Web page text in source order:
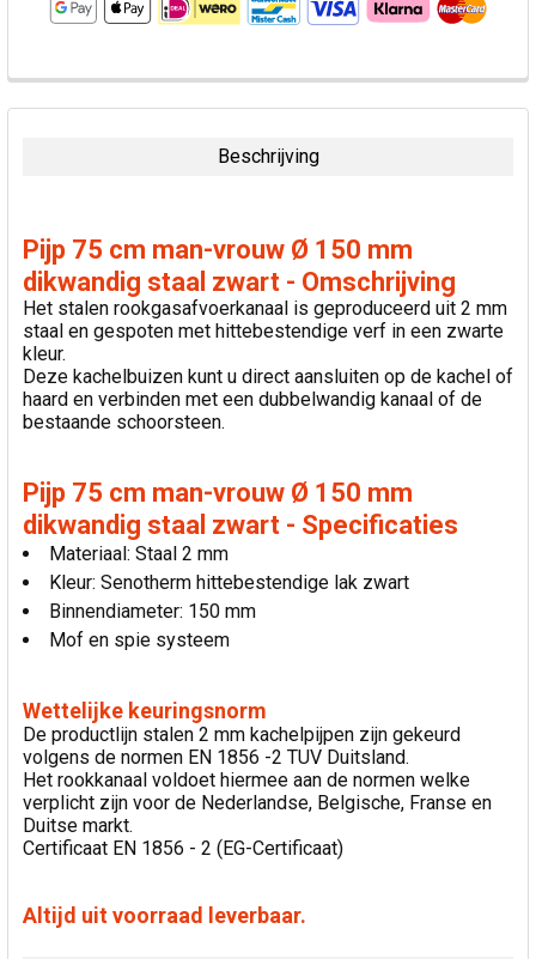
VAAK
SAMEN
VOEG
GESELECTEERDE
TOE AAN
WINKELWAGEN
Beschrijving
Pijp 75 cm man-vrouw Ø 150 mm
dikwandig staal zwart - Omschrijving
Het stalen rookgasafvoerkanaal is geproduceerd uit 2 mm
staal en gespoten met hittebestendige verf in een zwarte
kleur.
Deze kachelbuizen kunt u direct aansluiten op de kachel of
haard en verbinden met een dubbelwandig kanaal of de
bestaande schoorsteen.
Pijp 75 cm man-vrouw Ø 150 mm
dikwandig staal zwart - Specificaties
Materiaal: Staal 2 mm
Kleur: Senotherm hittebestendige lak zwart
Binnendiameter: 150 mm
Mof en spie systeem
Wettelijke keuringsnorm
De productlijn stalen 2 mm kachelpijpen zijn gekeurd
volgens de normen EN 1856 -2 TUV Duitsland.
Het rookkanaal voldoet hiermee aan de normen welke
verplicht zijn voor de Nederlandse, Belgische, Franse en
Duitse markt.
Certificaat EN 1856 - 2 (EG-Certificaat)
Altijd uit voorraad leverbaar.